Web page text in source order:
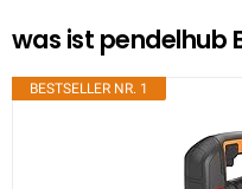
was ist pendelhub
BESTSELLER NR. 1